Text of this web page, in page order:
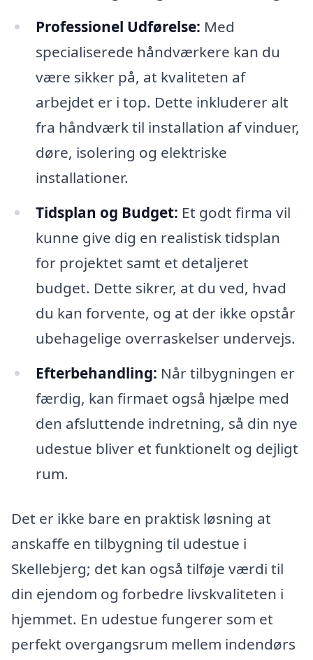
Professionel Udførelse: Med
specialiserede håndværkere kan du
være sikker på, at kvaliteten af
arbejdet er i top. Dette inkluderer alt
fra håndværk til installation af vinduer,
døre, isolering og elektriske
installationer.
Tidsplan og Budget: Et godt firma vil
kunne give dig en realistisk tidsplan
for projektet samt et detaljeret
budget. Dette sikrer, at du ved, hvad
du kan forvente, og at der ikke opstår
ubehagelige overraskelser undervejs.
Efterbehandling: Når tilbygningen er
færdig, kan firmaet også hjælpe med
den afsluttende indretning, så din nye
udestue bliver et funktionelt og dejligt
rum.
Det er ikke bare en praktisk løsning at
anskaffe en tilbygning til udestue i
Skellebjerg; det kan også tilføje værdi til
din ejendom og forbedre livskvaliteten i
hjemmet. En udestue fungerer som et
perfekt overgangsrum mellem indendørs